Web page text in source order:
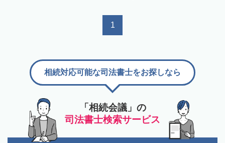
1
「相続会議」の
司法書士検索サービス
相続対応可能な司法書士をお探しなら